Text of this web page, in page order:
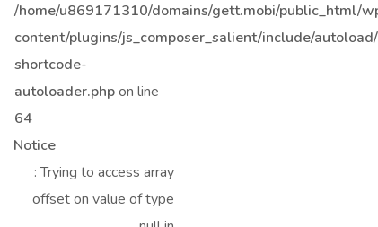
/home/u869171310/domains/gett.mobi/public_html/
content/plugins/js_composer_salient/include/
shortcode-
autoloader.phpon line
64
Notice
: Trying to access array
offset on value of type